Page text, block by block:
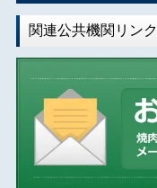
関連公共機関リンク